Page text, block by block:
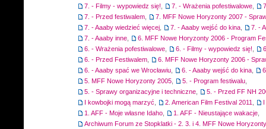
7. - Filmy - wypowiedz się!
7. - Wrażenia pofestiwalowe
7. - Przed festiwalem
7. MFF Nowe Horyzonty 2007 -
7. - Aaaby wiedzieć więcej
7. - Aaaby wejść do kina
7. -
7. - Aaaby inne
6. MFF Nowe Horyzonty 2006 - Program
6. - Wrażenia pofestiwalowe
6. - Filmy - wypowiedz się!
6. - Przed Festiwalem
6. MFF Nowe Horyzonty 2006 -
6. - Aaaby spać we Wrocławiu
6. - Aaaby wejść do kina
5. MFF Nowe Horyzonty 2005
5. - Program festiwalu
5. - Sprawy organizacyjne i techniczne
5. - Przed FF NH
I kowbojki mogą marzyć
2. American Film Festival 2011
1. AFF - Moje własne Idaho
1. AFF - Nieustające wakacje
Archiwum Forum ze Stopklatki - 2. 3. i 4. MFF Nowe